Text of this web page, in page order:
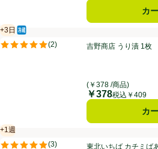
カ
吉野商店 うり漬 1枚
+3日
賞味・消費期限保証：3日
冷蔵食品
(2)
評価は2件のレビューで5点中5.0点。
吉野商店 うり漬 1枚
(￥378 /商品)
価格
￥378税込￥409
カ
東北いちば カチミばあちゃんの鉄板焼き
+1週
賞味・消費期限保証：１週間
(3) 東北いちば カチミば